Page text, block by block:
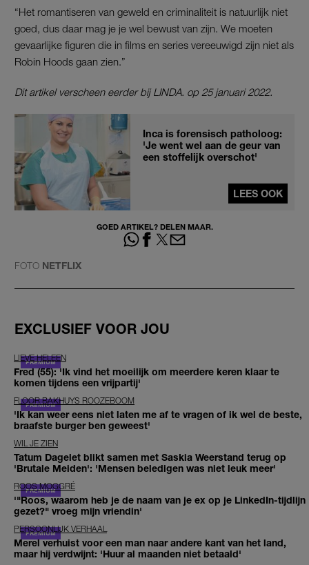
“Het romantiseren van geweld en criminaliteit is natuurlijk niet
goed, dus daar mag je je wel bewust van zijn. We moeten
gevaarlijke figuren die in films en series vereeuwigd zijn niet als
Robin Hoods gaan zien.”
Dit artikel verscheen eerder bij LINDA. op 25 januari 2022.
Inca is forensisch patholoog:
'Je went wel aan de geur van
een stoffelijk overschot'
LEES OOK
GOED ARTIKEL? DELEN MAAR.
FOTO NETFLIX
EXCLUSIEF VOOR JOU
LIEVE HELEEN
Fred (55): 'Ik vind het moeilijk om meerdere keren klaar te
komen tijdens een vrijpartij'
FLOOR BAKHUYS ROOZEBOOM
'Ik kan weer eens niet laten me af te vragen of ik wel de beste,
braafste burger ben geweest'
WIL JE ZIEN
Tatum Dagelet blikt samen met Saskia Weerstand terug op
'Brutale Meiden': 'Mensen beledigen was niet leuk meer'
ROOS MOGGRÉ
'"Roos, waarom heb je de naam van je ex op je LinkedIn-tijdlijn
gezet?" vroeg mijn vriendin'
PERSOONLIJK VERHAAL
Merel verhuist voor een man naar andere kant van het land,
maar hij verdwijnt: 'Huur al maanden niet betaald'